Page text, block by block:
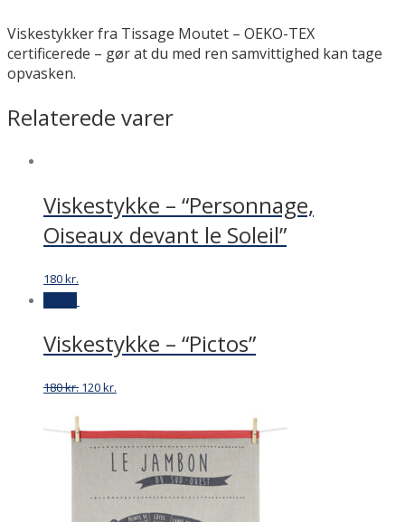
Viskestykker fra Tissage Moutet – OEKO-TEX
certificerede – gør at du med ren samvittighed kan tage
opvasken.
Relaterede varer
Viskestykke – “Personnage,
Oiseaux devant le Soleil”
180kr.
Viskestykke – “Pictos”
180kr. Original
was:
180 kr..
120kr.
is:
120 kr..